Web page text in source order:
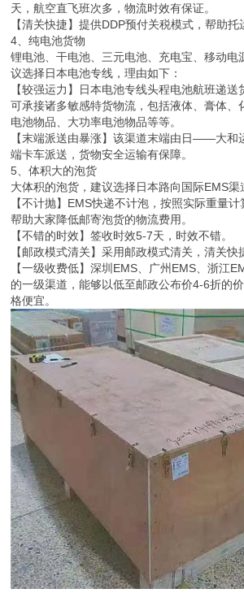
天，航空直飞班次多，物流时效有保证。
【清关快捷】提供DDP预付关税模式，帮助托
4、纯电池货物
锂电池、干电池、三元电池、充电宝、移动电
议选择日本电池专线，理由如下：
【较强运力】日本电池专线头程电池航班递送
可承接诸多敏感特货物流，包括液体、膏体、
电池物品、大功率电池物品等等。
【末端派送由暴涨】该渠道末端由日——大和
端卡车派送，货物安全运输有保障。
5、体积大的泡货
大体积的泡货，建议选择日本路向国际EMS渠
【不计抛】EMS快递不计泡，按照实际重量
帮助大家降低邮寄泡货的物流费用。
【不错的时效】签收时效5-7天，时效不错。
【邮政模式清关】采用邮政模式清关，清关快
【一级收费低】深圳EMS、广州EMS、浙江
的一级渠道，能够以低至邮政公布价4-6折的
格便宜。